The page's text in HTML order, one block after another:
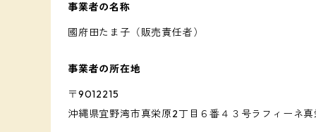
事業者の名称
國府田たま子（販売責任者）
事業者の所在地
〒9012215
沖縄県宜野湾市真栄原2丁目６番４３号ラフィーネ真